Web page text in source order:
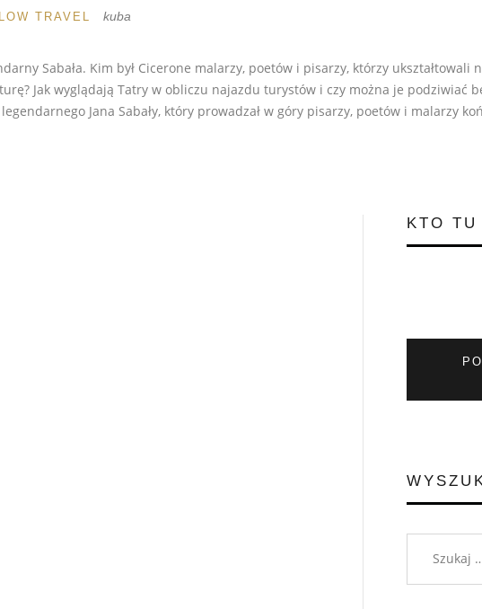
TRAVEL kuba
Sabała. Kim był Cicerone malarzy, poetów i pisarzy, którzy ukształtowali
Jak wyglądają Tatry w obliczu najazdu turystów i czy można je podziwiać
Jana Sabały, który prowadzał w góry pisarzy, poetów i malarzy
KTO